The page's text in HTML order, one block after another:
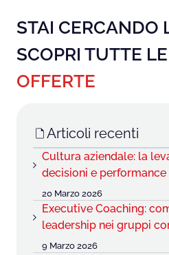
STAI CERCANDO
SCOPRI TUTTE
OFFERTE
Articoli recenti
Cultura aziendale: la
decisioni e performance
20 Marzo 2026
Executive Coaching:
leadership nei gruppi
9 Marzo 2026